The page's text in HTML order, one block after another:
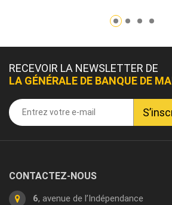
RECEVOIR LA NEWSLETTER DE
LA GÉNÉRALE DE BANQUE DE
CONTACTEZ-NOUS
6, avenue de l’Indépendance